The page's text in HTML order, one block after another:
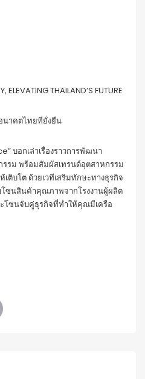
ELEVATING THAILAND’S FUTURE
นาคตไทยที่ยั่งยืน
บอกเล่าเรื่องราวการพัฒนา
รม พร้อมสัมผัสเทรนด์อุตสาหกรรม
เติบโต ด้วยเวทีเสริมทักษะทางธุรกิจ
ซนสินค้าคุณภาพจากโรงงานผู้ผลิต
ะโซนจับคู่ธุรกิจที่ทำให้คุณมีเครือ